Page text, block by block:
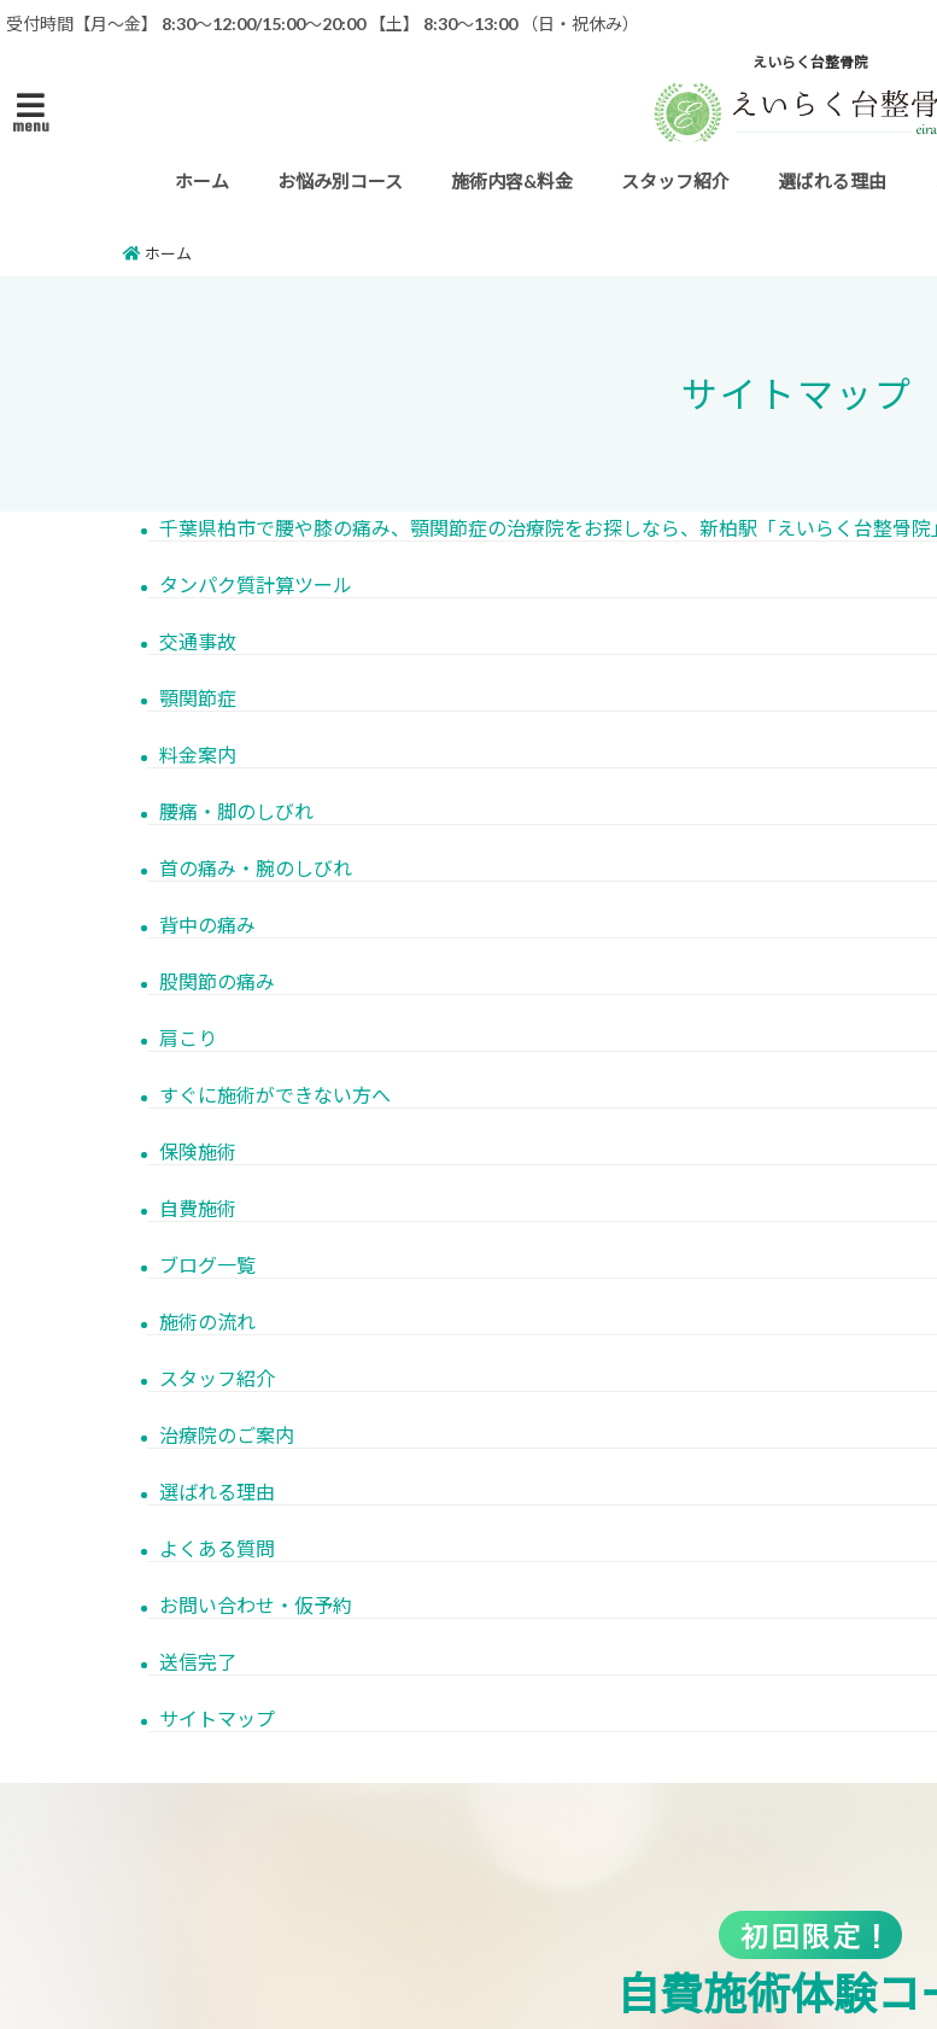
受付時間【月〜金】 8:30～12:00/15:00〜20:00 【土】 8:30〜13:00 （日・祝休み）
えいらく台整骨院
menu
ホーム お悩み別コース 施術内容&料金 スタッフ紹介 選ばれる理由
ホーム
サイトマップ
千葉県柏市で腰や膝の痛み、顎関節症の治療院をお探しなら、新柏駅「えいらく台整骨院
タンパク質計算ツール
交通事故
顎関節症
料金案内
腰痛・脚のしびれ
首の痛み・腕のしびれ
背中の痛み
股関節の痛み
肩こり
すぐに施術ができない方へ
保険施術
自費施術
ブログ一覧
施術の流れ
スタッフ紹介
治療院のご案内
選ばれる理由
よくある質問
お問い合わせ・仮予約
送信完了
サイトマップ
自費施術体験コ